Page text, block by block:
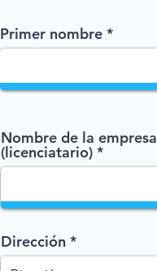
Primer nombre
Nombre de la empresa
(licenciatario)
Dirección